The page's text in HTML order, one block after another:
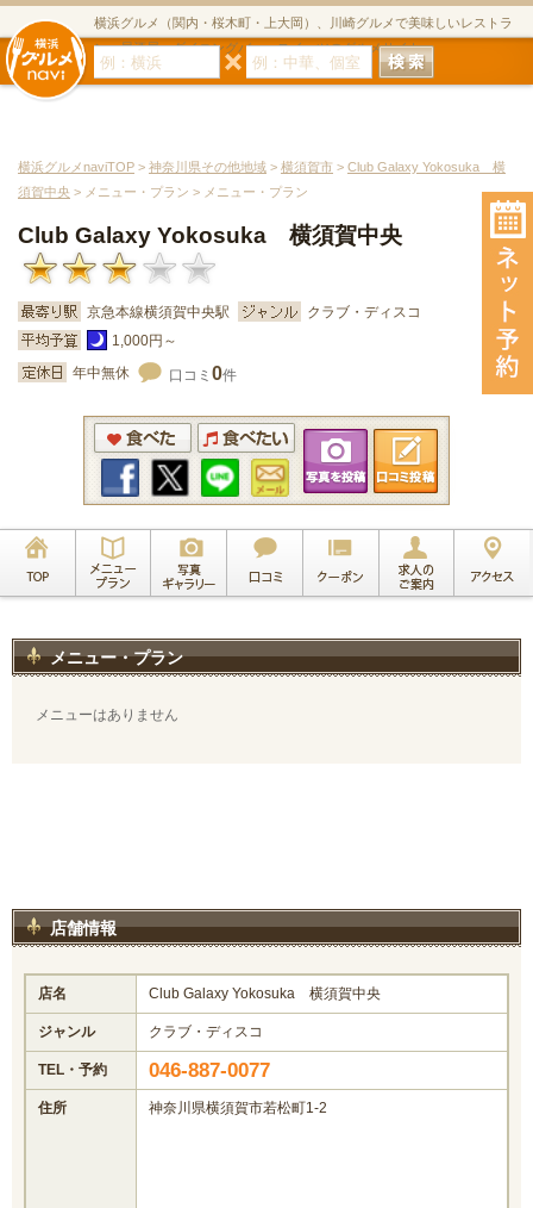
横浜グルメ（関内・桜木町・上大岡）、川崎グルメで美味しいレストラ
ン・居酒屋・ダイニングバー・スイーツのグルメサイト
横浜グルメnaviTOP > 神奈川県その他地域 > 横須賀市 > Club Galaxy Yokosuka 横
須賀中央 > メニュー・プラン > メニュー・プラン
Club Galaxy Yokosuka 横須賀中央
京急本線横須賀中央駅
クラブ・ディスコ
1,000円～
年中無休
口コミ 0件
メニュー・プラン
メニューはありません
店舗情報
店名 Club Galaxy Yokosuka 横須賀中央
ジャンル クラブ・ディスコ
TEL・予約 046-887-0077
住所 神奈川県横須賀市若松町1-2